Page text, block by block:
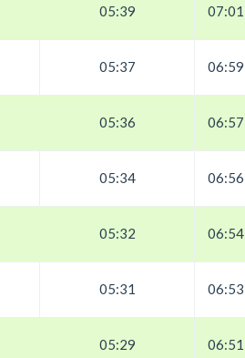
05:39 07:01
05:37 06:59
05:36 06:57
05:34 06:56
05:32 06:54
05:31 06:53
05:29 06:51